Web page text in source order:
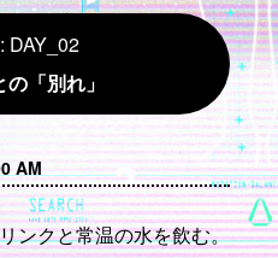
DAY_02
「別れ」
AM
ンクと常温の水を飲む。